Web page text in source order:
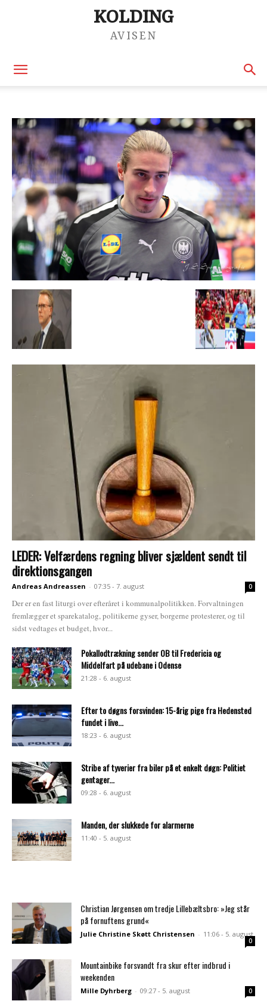
KOLDING
AVISEN
LEDER: Velfærdens regning bliver sjældent sendt til
direktionsgangen
Andreas Andreassen - 07:35 - 7. august 0
Der er en fast liturgi over efteråret i kommunalpolitikken. Forvaltningen
fremlægger et sparekatalog, politikerne gyser, borgerne protesterer, og til
sidst vedtages et budget, hvor...
Pokallodtrækning sender OB til Fredericia og
Middelfart på udebane i Odense
21:28 - 6. august
Efter to døgns forsvinden: 15-årig pige fra Hedensted
fundet i live...
18:23 - 6. august
Stribe af tyverier fra biler på et enkelt døgn: Politiet
gentager...
09:28 - 6. august
Manden, der slukkede for alarmerne
11:40 - 5. august
Christian Jørgensen om tredje Lillebæltsbro: »Jeg står
på fornuftens grund«
Julie Christine Skøtt Christensen - 11:06 - 5. august
0
Mountainbike forsvandt fra skur efter indbrud i
weekenden
Mille Dyhrberg - 09:27 - 5. august 0